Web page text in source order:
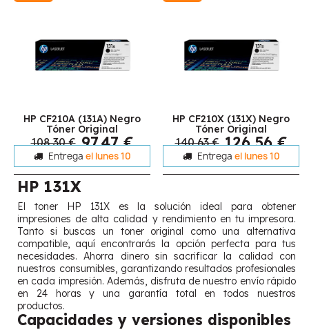
HP CF210A (131A) Negro
Tóner Original
108,30 € 97,47 €
Entrega el lunes 10
HP CF210X (131X) Negro
Tóner Original
140,63 € 126,56 €
Entrega el lunes 10
HP 131X
El toner HP 131X es la solución ideal para obtener
impresiones de alta calidad y rendimiento en tu impresora.
Tanto si buscas un toner original como una alternativa
compatible, aquí encontrarás la opción perfecta para tus
necesidades. Ahorra dinero sin sacrificar la calidad con
nuestros consumibles, garantizando resultados profesionales
en cada impresión. Además, disfruta de nuestro envío rápido
en 24 horas y una garantía total en todos nuestros
productos.
Capacidades y versiones disponibles